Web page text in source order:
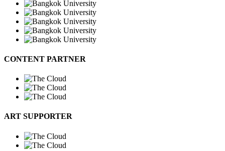
CONTENT PARTNER
ART SUPPORTER